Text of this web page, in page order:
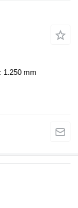
1.250 mm